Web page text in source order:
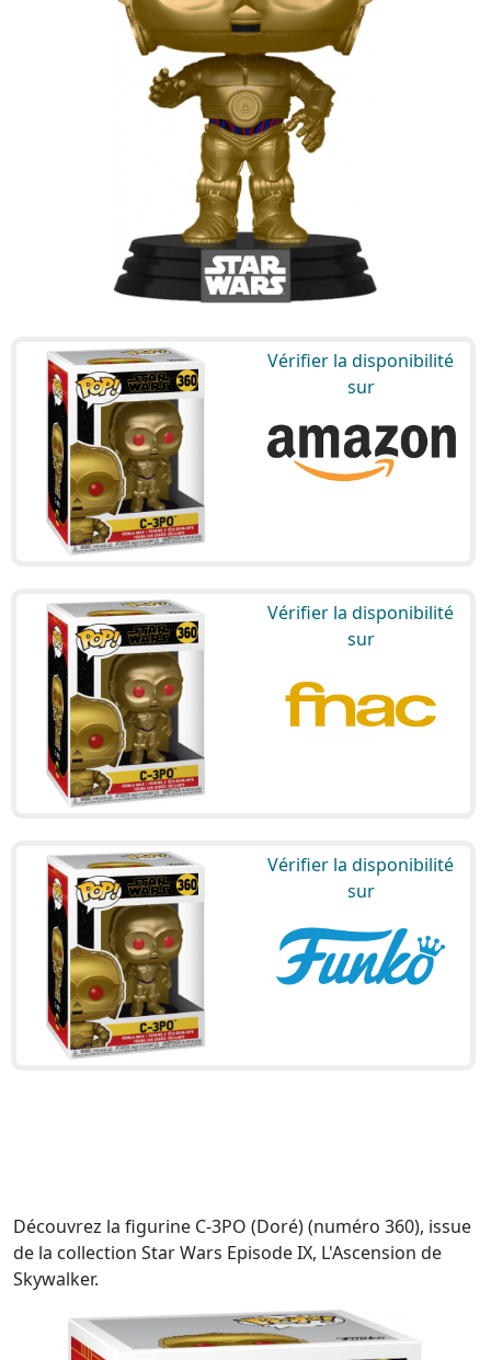
Vérifier la disponibilité
sur
Vérifier la disponibilité
sur
Vérifier la disponibilité
sur
Découvrez la figurine C-3PO (Doré) (numéro 360), issue
de la collection Star Wars Episode IX, L'Ascension de
Skywalker.